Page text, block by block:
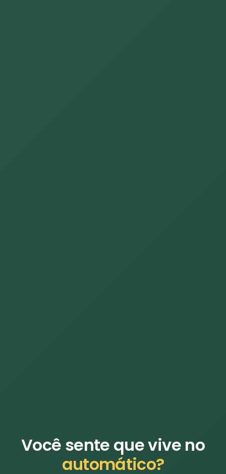
Você sente que vive no
automático?